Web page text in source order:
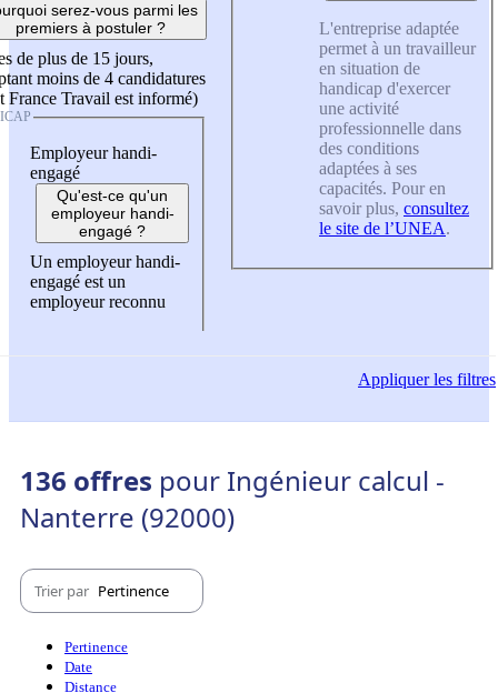
serez-vous parmi les
premiers à postuler ?
de plus de 15 jours,
moins de 4 candidatures
France Travail est informé)
Employeur handi-
engagé
Qu'est-ce qu'un
employeur handi-
engagé ?
Un employeur handi-
engagé est un
employeur reconnu
L'entreprise adaptée
permet à un travailleur
en situation de
handicap d'exercer
une activité
professionnelle dans
des conditions
adaptées à ses
capacités. Pour en
savoir plus, consultez
le site de l’UNEA.
Appliquerles filtres
136 offres pour Ingénieur calcul -
Nanterre (92000)
Trier par Pertinence
Pertinence
Date
Distance